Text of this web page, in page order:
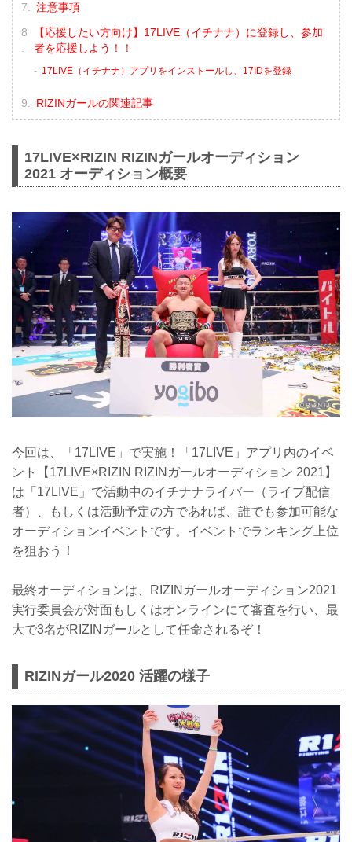
注意事項
【応援したい方向け】17LIVE（イチナナ）に登録し、参加
者を応援しよう！！
17LIVE（イチナナ）アプリをインストールし、17IDを登録
RIZINガールの関連記事
17LIVE×RIZIN RIZINガールオーディション
2021 オーディション概要
今回は、「17LIVE」で実施！「17LIVE」アプリ内のイベ
ント【17LIVE×RIZIN RIZINガールオーディション 2021】
は「17LIVE」で活動中のイチナナライバー（ライブ配信
者）、もしくは活動予定の方であれば、誰でも参加可能な
オーディションイベントです。イベントでランキング上位
を狙おう！
最終オーディションは、RIZINガールオーディション2021
実行委員会が対面もしくはオンラインにて審査を行い、最
大で3名がRIZINガールとして任命されるぞ！
RIZINガール2020 活躍の様子